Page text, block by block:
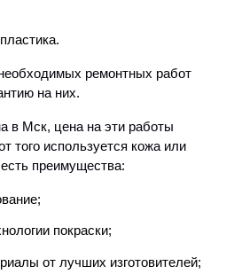
ремонтных работ
на них.
в Мск, цена на эти работы
того используется кожа или
преимущества:
покраски;
от лучших изготовителей;